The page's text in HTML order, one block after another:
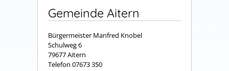
Gemeinde Aitern
Bürgermeister Manfred Knobel
Schulweg 6
79677 Aitern
Telefon 07673 350